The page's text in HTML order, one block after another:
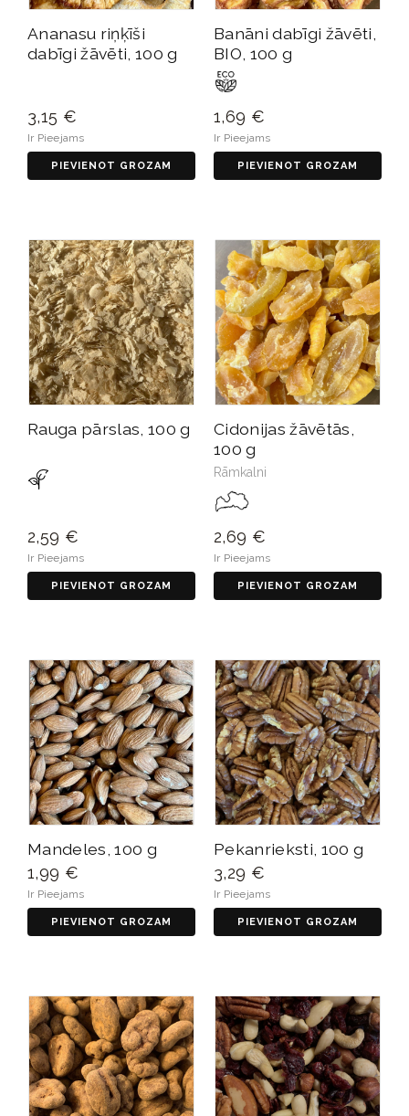
Ananasu riņķīši
dabīgi žāvēti, 100 g
3,15 €
Ir Pieejams
PIEVIENOT GROZAM
Banāni dabīgi žāvēti,
BIO, 100 g
1,69 €
Ir Pieejams
PIEVIENOT GROZAM
Rauga pārslas, 100 g
2,59 €
Ir Pieejams
PIEVIENOT GROZAM
Cidonijas žāvētās,
100 g
Rāmkalni
2,69 €
Ir Pieejams
PIEVIENOT GROZAM
Mandeles, 100 g
1,99 €
Ir Pieejams
PIEVIENOT GROZAM
Pekanrieksti, 100 g
3,29 €
Ir Pieejams
PIEVIENOT GROZAM